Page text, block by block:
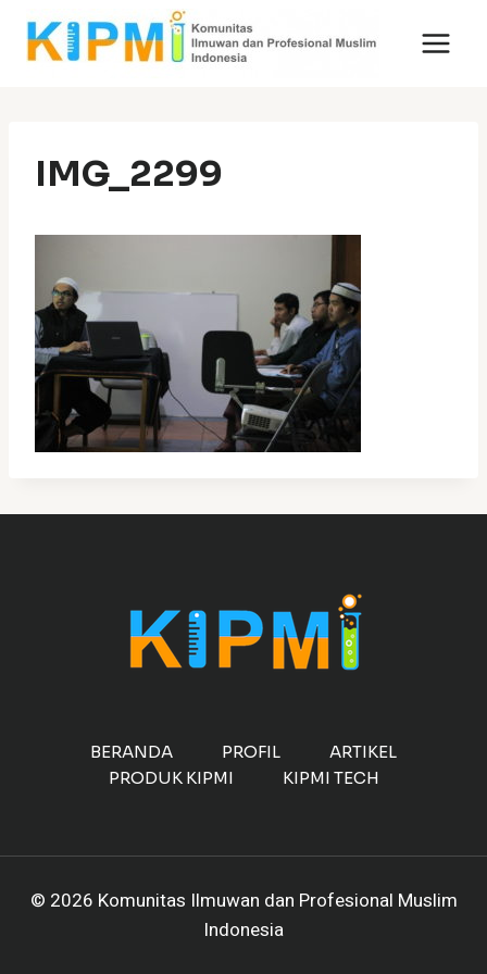
Skip
IMG_2299
BERANDA PROFIL
ARTIKEL
PRODUK KIPMI
KIPMI TECH
© 2026 Komunitas Ilmuwan dan Profesional Muslim
Indonesia